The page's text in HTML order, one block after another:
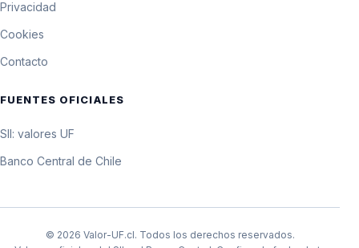
Privacidad
Cookies
Contacto
FUENTES OFICIALES
SII: valores UF
Banco Central de Chile
© 2026 Valor-UF.cl. Todos los derechos reservados.